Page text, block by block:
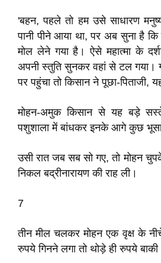
'बहन, पहले तो हम उसे साधारण
पानी पीने आया था, पर अब सुना है
मोल लेने गया है। ऐसे महात्मा के
अपनी स्तुति सुनकर वहां से टल
पर पहुंचा तो किसान ने पूछा-पिताजी,
मोहन-अमुक किसान से यह बड़े
पशुशाला में बांधकर इनके आगे कुछ भूसा
उसी रात जब सब सो गए, तो मोहन
निकल बद्रीनारायण की राह ली।
7
तीन मील चलकर मोहन एक वृक्ष के
रुपये गिनने लगा तो थोड़े ही रुपये